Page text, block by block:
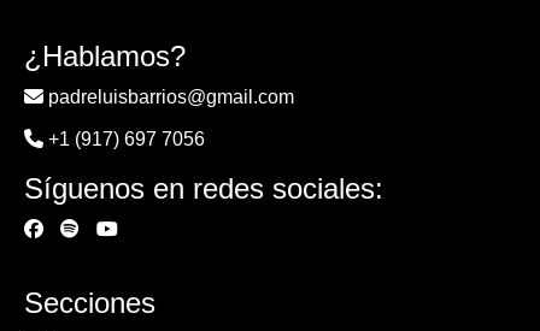
¿Hablamos?
padreluisbarrios@gmail.com
+1 (917) 697 7056
Síguenos en redes sociales:
Secciones